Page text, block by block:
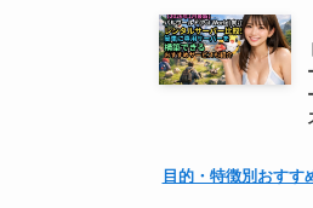
目的・特徴別おすす